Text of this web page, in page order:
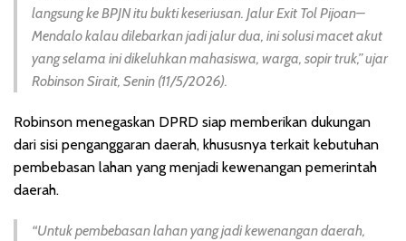
langsung ke BPJN itu bukti keseriusan. Jalur Exit Tol Pijoan–
Mendalo kalau dilebarkan jadi jalur dua, ini solusi macet akut
yang selama ini dikeluhkan mahasiswa, warga, sopir truk,” ujar
Robinson Sirait, Senin (11/5/2026).
Robinson menegaskan DPRD siap memberikan dukungan
dari sisi penganggaran daerah, khususnya terkait kebutuhan
pembebasan lahan yang menjadi kewenangan pemerintah
daerah.
“Untuk pembebasan lahan yang jadi kewenangan daerah,